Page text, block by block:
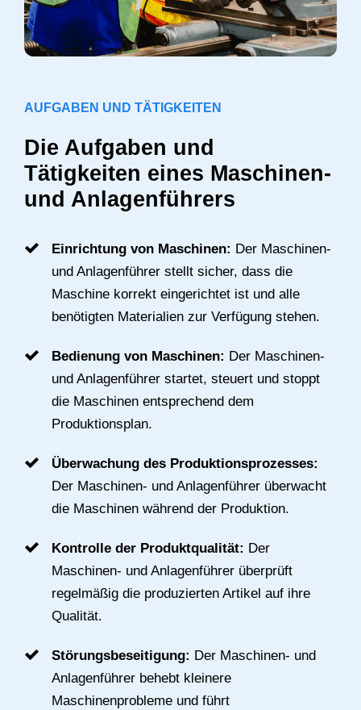
AUFGABEN UND TÄTIGKEITEN
Die Aufgaben und
Tätigkeiten eines Maschinen-
und Anlagenführers
Einrichtung von Maschinen: Der Maschinen-
und Anlagenführer stellt sicher, dass die
Maschine korrekt eingerichtet ist und alle
benötigten Materialien zur Verfügung stehen.
Bedienung von Maschinen: Der Maschinen-
und Anlagenführer startet, steuert und stoppt
die Maschinen entsprechend dem
Produktionsplan.
Überwachung des Produktionsprozesses:
Der Maschinen- und Anlagenführer überwacht
die Maschinen während der Produktion.
Kontrolle der Produktqualität: Der
Maschinen- und Anlagenführer überprüft
regelmäßig die produzierten Artikel auf ihre
Qualität.
Störungsbeseitigung: Der Maschinen- und
Anlagenführer behebt kleinere
Maschinenprobleme und führt